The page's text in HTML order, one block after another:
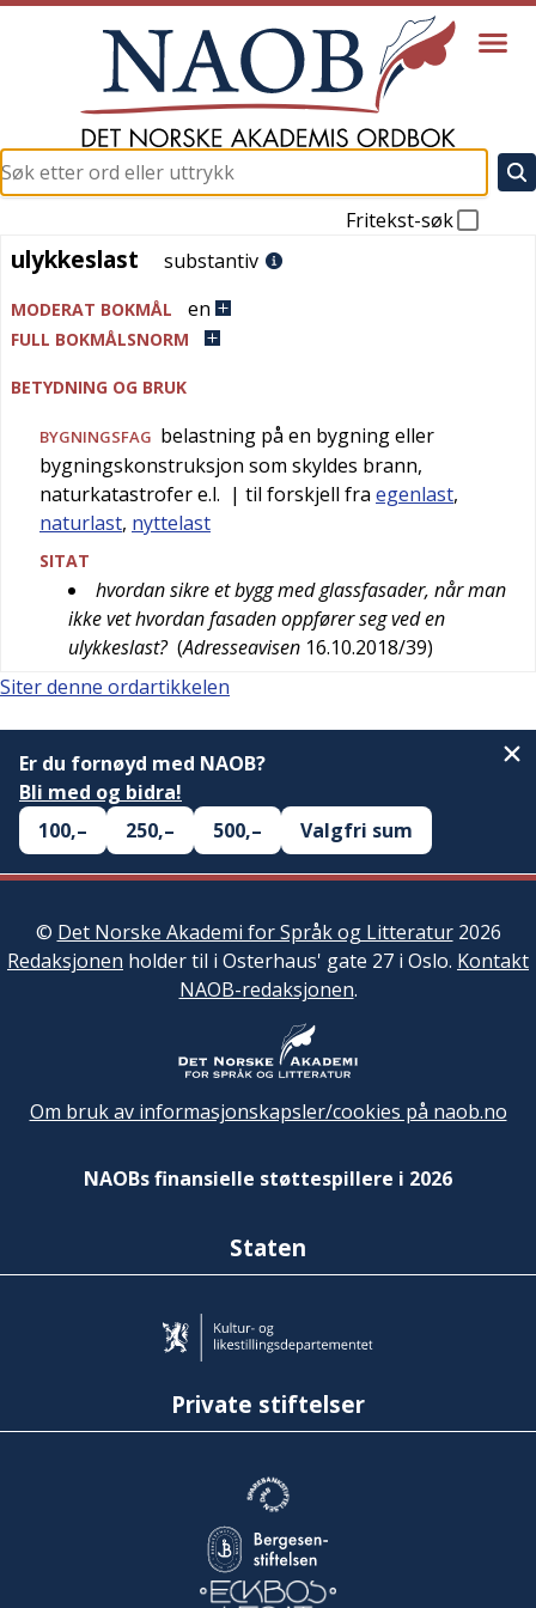
Fritekst-søk
ulykkeslast
ulykkeslast substantiv
MODERAT BOKMÅL en
FULL BOKMÅLSNORM
BETYDNING OG BRUK
BYGNINGSFAG belastning på en bygning eller
bygningskonstruksjon som skyldes brann,
naturkatastrofer e.l. | til forskjell fra egenlast,
naturlast, nyttelast
SITAT
hvordan sikre et bygg med glassfasader, når man
ikke vet hvordan fasaden oppfører seg ved en
ulykkeslast? (Adresseavisen 16.10.2018/39)
Siter denne ordartikkelen
Er du fornøyd med NAOB?
Bli med og bidra!
100,–
250,– 500,– Valgfri sum
© Det Norske Akademi for Språk og Litteratur2026
Redaksjonen holder til i Osterhaus' gate 27 i Oslo. Kontakt
NAOB-redaksjonen.
Om bruk av informasjonskapsler/cookies på naob.no
NAOBs finansielle støttespillere i 2026
Staten
Private stiftelser